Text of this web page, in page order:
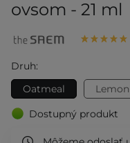
ovsom - 21 ml
Druh:
Oatmeal
Lemon
Dostupný produkt